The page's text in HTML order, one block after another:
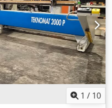
1 / 10